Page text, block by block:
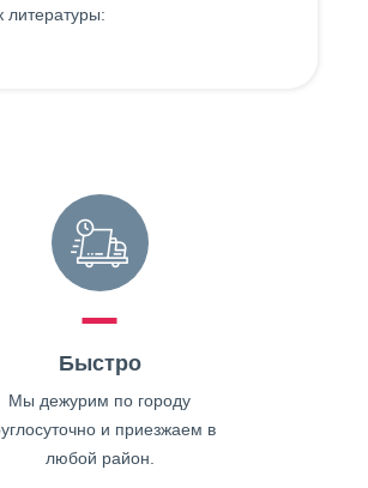
литературы:
Быстро
Мы дежурим по городу
и приезжаем в
любой район.